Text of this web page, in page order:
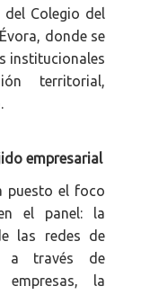
del Colegio del
donde se
institucionales
territorial,
empresarial
puesto el foco
el panel: la
las redes de
a través de
la